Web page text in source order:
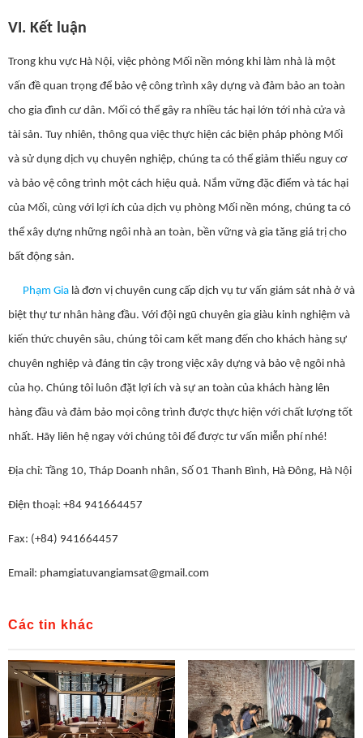
VI. Kết luận
Trong khu vực Hà Nội, việc phòng Mối nền móng khi làm nhà là một
vấn đề quan trọng để bảo vệ công trình xây dựng và đảm bảo an toàn
cho gia đình cư dân. Mối có thể gây ra nhiều tác hại lớn tới nhà cửa và
tài sản. Tuy nhiên, thông qua việc thực hiện các biện pháp phòng Mối
và sử dụng dịch vụ chuyên nghiệp, chúng ta có thể giảm thiểu nguy cơ
và bảo vệ công trình một cách hiệu quả. Nắm vững đặc điểm và tác hại
của Mối, cùng với lợi ích của dịch vụ phòng Mối nền móng, chúng ta có
thể xây dựng những ngôi nhà an toàn, bền vững và gia tăng giá trị cho
bất động sản.
Phạm Gia là đơn vị chuyên cung cấp dịch vụ tư vấn giám sát nhà ở và
biệt thự tư nhân hàng đầu. Với đội ngũ chuyên gia giàu kinh nghiệm và
kiến thức chuyên sâu, chúng tôi cam kết mang đến cho khách hàng sự
chuyên nghiệp và đáng tin cậy trong việc xây dựng và bảo vệ ngôi nhà
của họ. Chúng tôi luôn đặt lợi ích và sự an toàn của khách hàng lên
hàng đầu và đảm bảo mọi công trình được thực hiện với chất lượng tốt
nhất. Hãy liên hệ ngay với chúng tôi để được tư vấn miễn phí nhé!
Địa chỉ: Tầng 10, Tháp Doanh nhân, Số 01 Thanh Bình, Hà Đông, Hà Nội
Điện thoại: +84 941664457
Fax: (+84) 941664457
Email: phamgiatuvangiamsat@gmail.com
Các tin khác